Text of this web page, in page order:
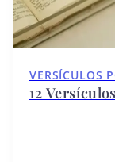
VERSÍCULOS
12